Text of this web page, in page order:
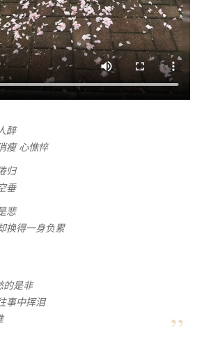
醉
瘦 心憔悴
归
垂
悲
换得一身负累
的是非
事中挥泪